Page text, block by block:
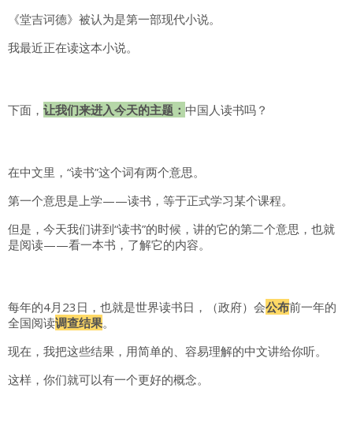
《堂吉诃德》被认为是第一部现代小说。
我最近正在读这本小说。
下面， 让我们来进入今天的主题： 中国人读书吗？
在中文里，“读书”这个词有两个意思。
第一个意思是上学——读书，等于正式学习某个课程。
但是，今天我们讲到“读书”的时候，讲的它的第二个意思，也就
是阅读——看一本书，了解它的内容。
每年的4月23日，也就是世界读书日，（政府）会公布前一年的
全国阅读调查结果。
现在，我把这些结果，用简单的、容易理解的中文讲给你听。
这样，你们就可以有一个更好的概念。